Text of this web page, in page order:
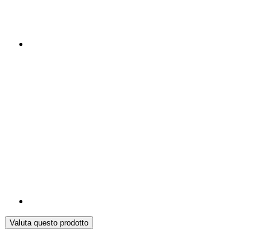
Valuta questo prodotto